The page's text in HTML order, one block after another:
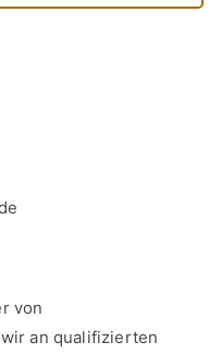
von
an qualifizierten